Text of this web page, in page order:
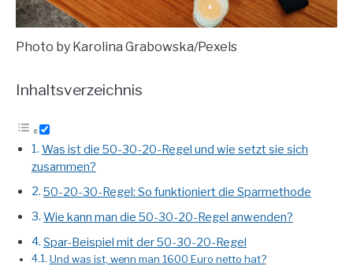
Photo by Karolina Grabowska/Pexels
Inhaltsverzeichnis
Was ist die 50-30-20-Regel und wie setzt sie sich
zusammen?
50-20-30-Regel: So funktioniert die Sparmethode
Wie kann man die 50-30-20-Regel anwenden?
Spar-Beispiel mit der 50-30-20-Regel
Und was ist, wenn man 1600 Euro netto hat?